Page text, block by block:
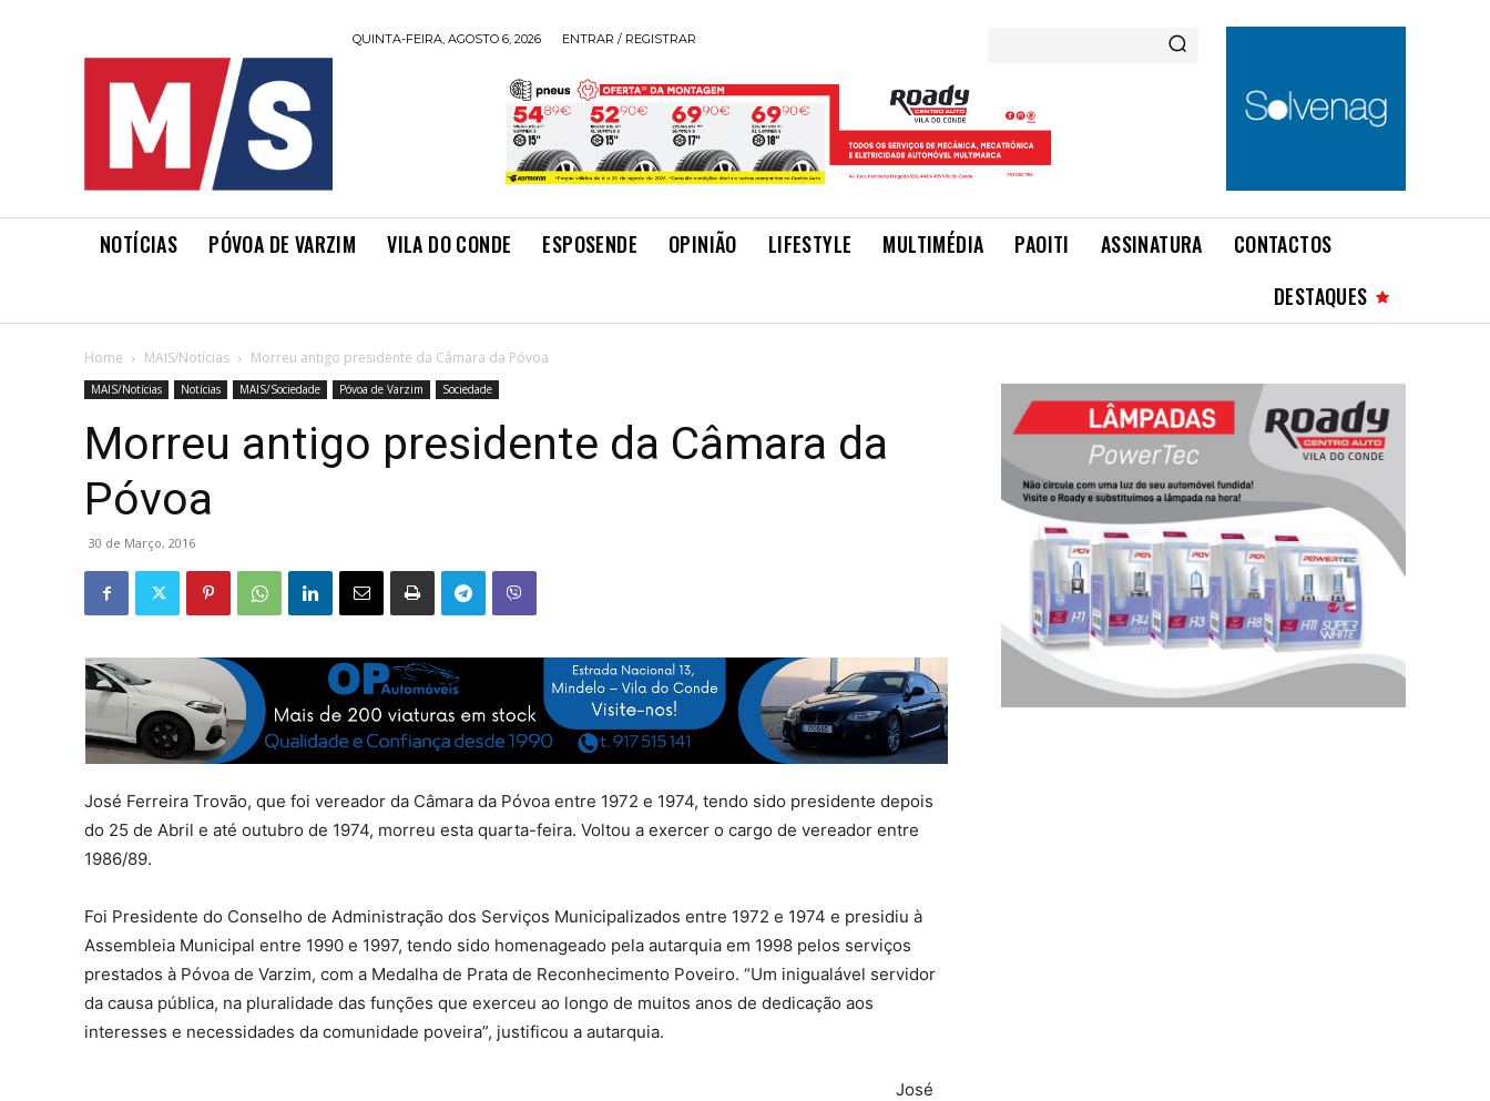
QUINTA-FEIRA, AGOSTO 6, 2026 ENTRAR / REGISTRAR
NOTÍCIAS PÓVOA DE VARZIM VILA DO CONDE ESPOSENDE OPINIÃO LIFESTYLE MULTIMÉDIA PAOITI ASSINATURA
CONTACTOS
DESTAQUES
Home MAIS/Notícias Morreu antigo presidente da Câmara da Póvoa
MAIS/Notícias Notícias MAIS/Sociedade Póvoa de Varzim Sociedade
Morreu antigo presidente da Câmara da
Póvoa
30 de Março, 2016
José Ferreira Trovão, que foi vereador da Câmara da Póvoa entre 1972 e 1974, tendo sido presidente depois
do 25 de Abril e até outubro de 1974, morreu esta quarta-feira. Voltou a exercer o cargo de vereador entre
1986/89.
Foi Presidente do Conselho de Administração dos Serviços Municipalizados entre 1972 e 1974 e presidiu à
Assembleia Municipal entre 1990 e 1997, tendo sido homenageado pela autarquia em 1998 pelos serviços
prestados à Póvoa de Varzim, com a Medalha de Prata de Reconhecimento Poveiro. “Um inigualável servidor
da causa pública, na pluralidade das funções que exerceu ao longo de muitos anos de dedicação aos
interesses e necessidades da comunidade poveira”, justificou a autarquia.
José